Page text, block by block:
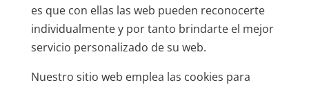
es que con ellas las web pueden reconocerte
individualmente y por tanto brindarte el mejor
servicio personalizado de su web.
Nuestro sitio web emplea las cookies para